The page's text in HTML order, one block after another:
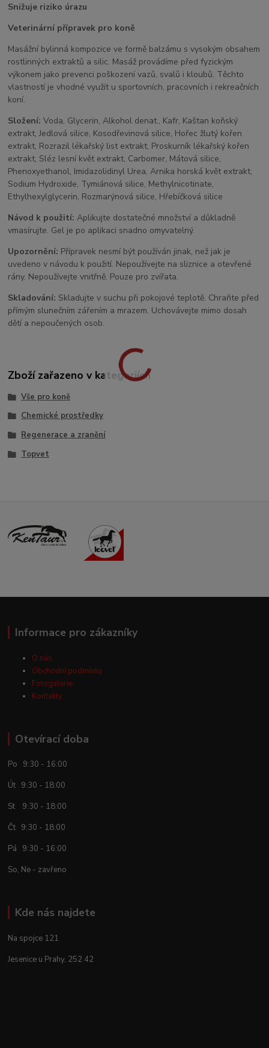
Snižuje riziko úrazu
Veterinární přípravek pro koně
Masážní bylinná kompozice ve formě balzámu s vysokým obsahem
rostlinných extraktů a silic. Masáž provádíme před fyzickým
výkonem jako prevenci poškození vazů, svalů i kloubů. Těchto
vlastností je vhodné využít u sportovních, pracovních i rekreačních
koní.
Složení:Voda, Glycerin, Alkohol denat., Kafr, Kaštan koňský
extrakt, Jedlová silice, Kosodřevinová silice, Hořec žlutý kořen
extrakt, Rozrazil lékařský list extrakt, Proskurník lékařský kořen
extrakt, Sléz lesní květ extrakt, Carbomer, Mátová silice,
Phenoxyethanol, Imidazolidinyl Urea, Arnika horská květ extrakt,
Sodium Hydroxide, Tymiánová silice, Methylnicotinate,
Ethylhexylglycerin, Rozmarýnová silice, Hřebíčková silice
Návod k použití:Aplikujte dostatečné množství a důkladně
vmasírujte. Gel je po aplikaci snadno omyvatelný.
Upozornění: Přípravek nesmí být používán jinak, než jak je
uvedeno v návodu k použití. Nepoužívejte na sliznice a otevřené
rány. Nepoužívejte vnitřně. Pouze pro zvířata.
Skladování: Skladujte v suchu při pokojové teplotě. Chraňte před
přímým slunečním zářením a mrazem. Uchovávejte mimo dosah
dětí a nepoučených osob.
Zboží zařazeno v kategoriích
Vše pro koně
Chemické prostředky
Regenerace a zranění
Topvet
Informace pro zákazníky
O nás
Obchodní podmínky
Fotogalerie
Kontakty
Otevírací doba
Po 9:30 - 16:00
Út 9:30 - 18:00
St 9:30 - 18:00
Čt 9:30 - 18:00
Pá 9:30 - 16:00
So, Ne - zavřeno
Kde nás najdete
Na spojce 121
Jesenice u Prahy, 252 42